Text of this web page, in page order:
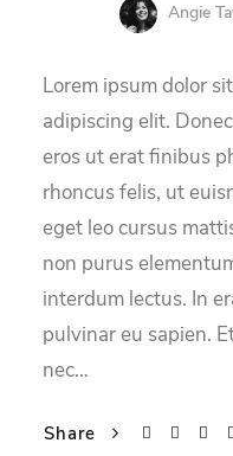
Angie
Lorem ipsum dolor
adipiscing elit.
eros ut erat finibus
rhoncus felis, ut
eget leo cursus
non purus
interdum lectus. In
pulvinar eu sapien.
nec…
Share